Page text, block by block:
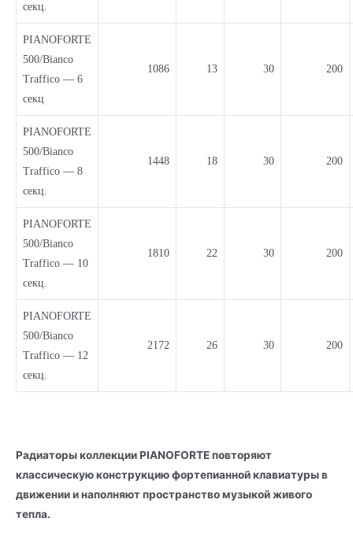
секц.
PIANOFORTE
500/Bianco
Traffico — 6
секц
1086 13 30 200
PIANOFORTE
500/Bianco
Traffico — 8
секц.
1448 18 30 200
PIANOFORTE
500/Bianco
Traffico — 10
секц.
1810 22 30 200
PIANOFORTE
500/Bianco
Traffico — 12
секц.
2172 26 30 200
Радиаторы коллекции PIANOFORTE повторяют
классическую конструкцию фортепианной клавиатуры в
движении и наполняют пространство музыкой живого
тепла.